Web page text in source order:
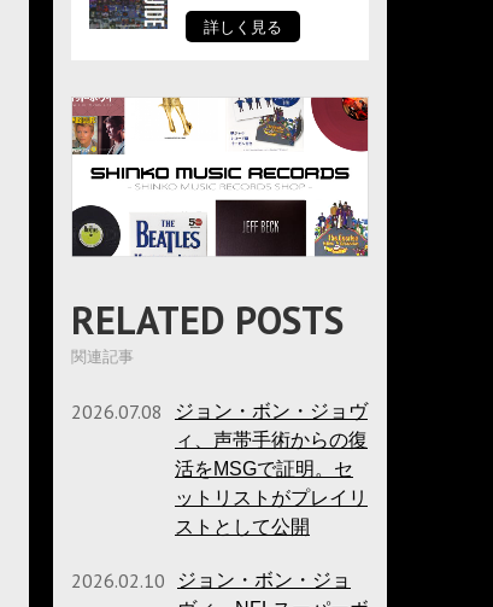
詳しく見る
RELATED POSTS
関連記事
2026.07.08
ジョン・ボン・ジョヴ
ィ、声帯手術からの復
活をMSGで証明。セ
ットリストがプレイリ
ストとして公開
2026.02.10
ジョン・ボン・ジョ